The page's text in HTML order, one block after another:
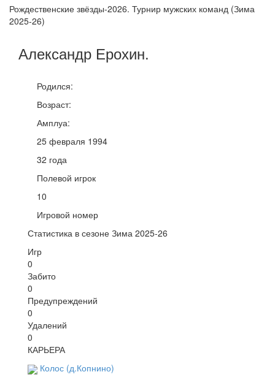
Рождественские звёзды-2026. Турнир мужских команд (Зима
2025-26)
Александр Ерохин.
Родился:
Возраст:
Амплуа:
25 февраля 1994
32 года
Полевой игрок
10
Игровой номер
Статистика в сезоне Зима 2025-26
Игр
0
Забито
0
Предупреждений
0
Удалений
0
КАРЬЕРА
Колос (д.Копнино)